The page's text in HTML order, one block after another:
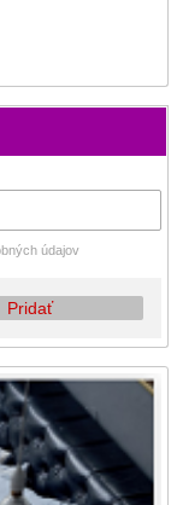
údajov
Pridať